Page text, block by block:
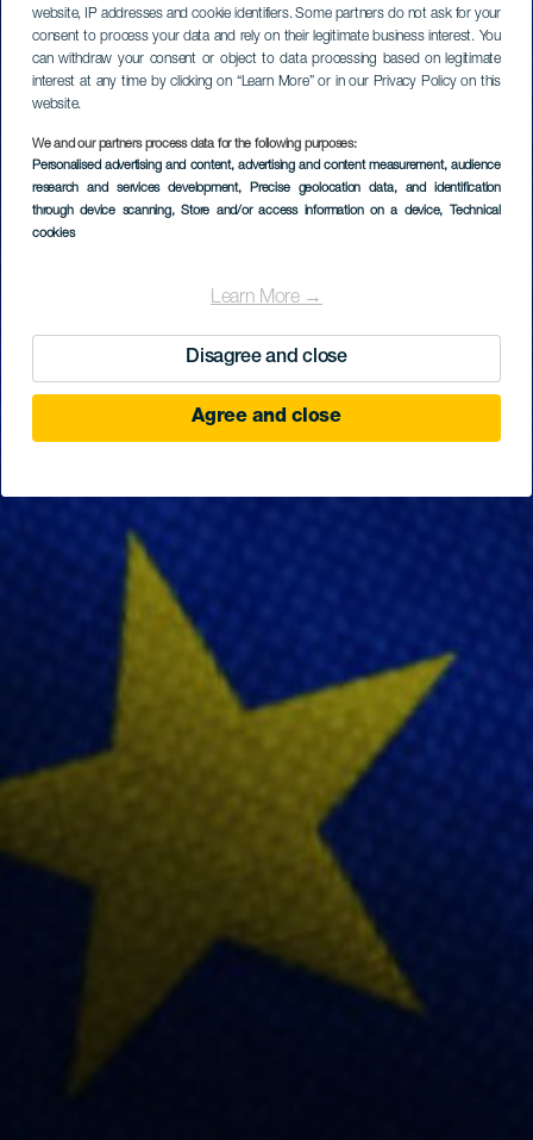
website, IP addresses and cookie identifiers. Some partners do not ask for your
consent to process your data and rely on their legitimate business interest. You
can withdraw your consent or object to data processing based on legitimate
interest at any time by clicking on “Learn More” or in our Privacy Policy on this
website.
We and our partners process data for the following purposes:
Personalised advertising and content, advertising and content measurement, audience
research and services development, Precise geolocation data, and identification
through device scanning, Store and/or access information on a device, Technical
cookies
Learn More →
Disagree and close
Agree and close